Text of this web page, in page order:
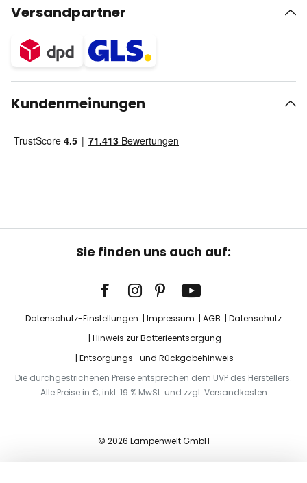
Versandpartner
Kundenmeinungen
Sie finden uns auch auf:
Datenschutz-Einstellungen Impressum AGB
Datenschutz
Hinweis zur Batterieentsorgung
Entsorgungs- und Rückgabehinweis
Die durchgestrichenen Preise entsprechen dem UVP des Herstellers.
Alle Preise in €, inkl. 19 % MwSt. und zzgl. Versandkosten
© 2026 Lampenwelt GmbH